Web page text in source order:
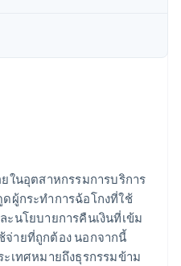
สร้างพื้นฐานระบบเศรษฐกิจสำหรับ
ในอุตสาหกรรมการบริการ
ผู้กระทำการฉ้อโกงที่ใช้
นโยบายการคืนเงินที่เข้ม
จ่ายที่ถูกต้อง นอกจากนี้
เทศหมายถึงธุรกรรมข้าม